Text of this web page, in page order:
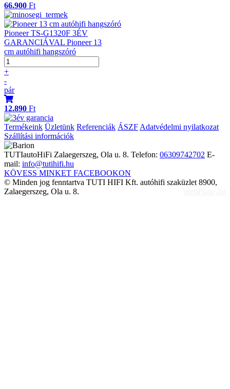
66.900 Ft
Pioneer TS-G1320F 3ÉV
GARANCIÁVAL Pioneer 13
cm autóhifi hangszóró
+
-
pár
12.890 Ft
Termékeink Üzletünk Referenciák ÁSZF Adatvédelmi nyilatkozat
Szállítási információk
TUTIautoHiFi Zalaegerszeg, Ola u. 8. Telefon: 06309742702 E-
mail: info@tutihifi.hu
KÖVESS MINKET FACEBOOKON
© Minden jog fenntartva TUTI HIFI Kft. autóhifi szaküzlet 8900,
Zalaegerszeg, Ola u. 8.